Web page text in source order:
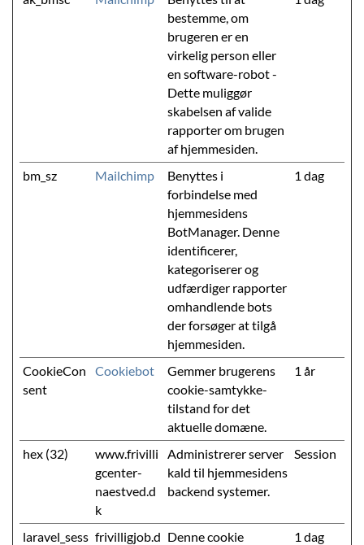
bestemme, om
brugeren er en
virkelig person eller
en software-robot -
Dette muliggør
skabelsen af valide
rapporter om brugen
af hjemmesiden.
bm_sz Mailchimp
Benyttes i
forbindelse med
hjemmesidens
BotManager. Denne
identificerer,
kategoriserer og
udfærdiger rapporter
omhandlende bots
der forsøger at tilgå
hjemmesiden.
1 dag
CookieCon
sent
Cookiebot
Gemmer brugerens
cookie-samtykke-
tilstand for det
aktuelle domæne.
1 år
hex (32)
www.frivilli
gcenter-
naestved.d
k
Administrerer server
kald til hjemmesidens
backend systemer.
Session
laravel_sess frivilligjob.d Denne cookie
1 dag